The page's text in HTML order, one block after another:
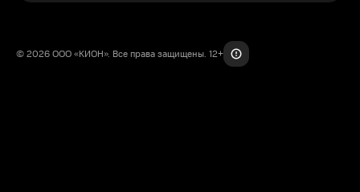
© 2026 ООО «КИОН». Все права защищены. 12+